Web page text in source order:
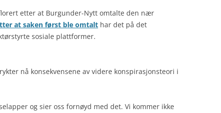
etter at Burgunder-Nytt omtalte den nær
at saken først ble omtalt har det på det
sosiale plattformer.
nå konsekvensene av videre konspirasjonsteori i
og sier oss fornøyd med det. Vi kommer ikke